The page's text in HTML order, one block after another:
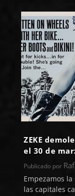
ZEKE
el 30 de
Publicado por
Empezamos
las capitales